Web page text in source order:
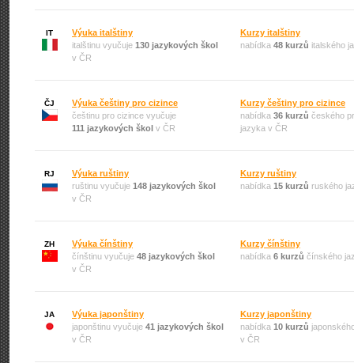
IT
Výuka italštiny
italštinu vyučuje 130 jazykových škol
v ČR
Kurzy italštiny
nabídka 48 kurzů italského
ČJ
Výuka češtiny pro cizince
češtinu pro cizince vyučuje
111 jazykových škol v ČR
Kurzy češtiny pro cizince
nabídka 36 kurzů českého
jazyka v ČR
RJ
Výuka ruštiny
ruštinu vyučuje 148 jazykových škol
v ČR
Kurzy ruštiny
nabídka 15 kurzů ruského
ZH
Výuka čínštiny
čínštinu vyučuje 48 jazykových škol
v ČR
Kurzy čínštiny
nabídka 6 kurzů čínského
JA
Výuka japonštiny
japonštinu vyučuje 41 jazykových škol
v ČR
Kurzy japonštiny
nabídka 10 kurzů
v ČR